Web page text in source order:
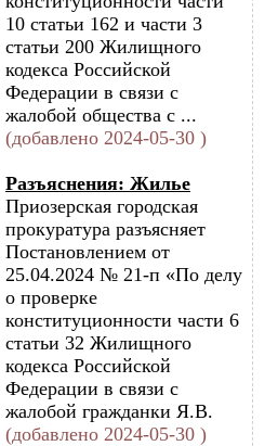
10 статьи 162 и части 3
статьи 200 Жилищного
кодекса Российской
Федерации в связи с
жалобой общества с ...
(добавлено 2024-05-30 )
Разъяснения: Жилье
Приозерская городская
прокуратура разъясняет
Постановлением от
25.04.2024 № 21-п «По делу
о проверке
конституционности части 6
статьи 32 Жилищного
кодекса Российской
Федерации в связи с
жалобой гражданки Я.В.
(добавлено 2024-05-30 )